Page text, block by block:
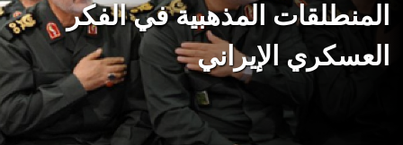
المنطلقات المذهبية في الفكر
العسكري الإيراني